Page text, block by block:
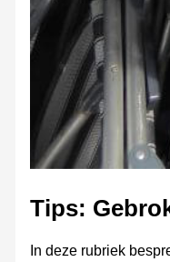
Tips:
In deze rubriek